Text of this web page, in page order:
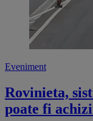
Eveniment
Rovinieta,
poate fi